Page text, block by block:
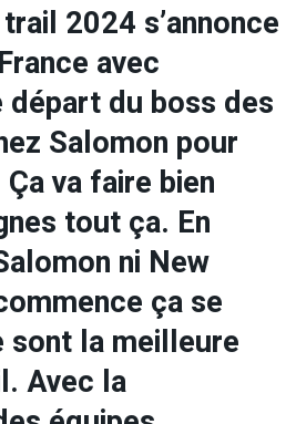
2024 s’annonce
avec
du boss des
Salomon pour
va faire bien
tout ça. En
ni New
ça se
sont la meilleure
Avec la